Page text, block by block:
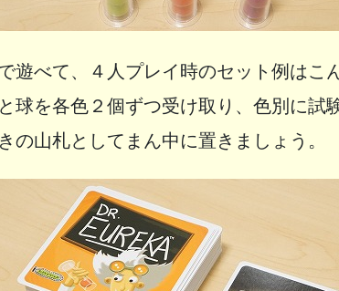
遊べて、４人プレイ時のセット例はこ
球を各色２個ずつ受け取り、色別に試
の山札としてまん中に置きましょう。